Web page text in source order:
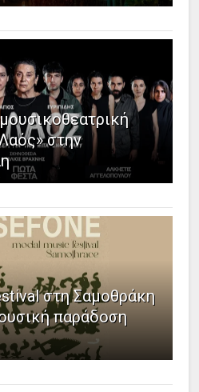
στην
στη Σαμοθράκη
παράδοση